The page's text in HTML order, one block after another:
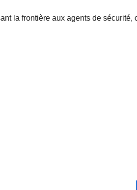
la frontière aux agents de sécurité,